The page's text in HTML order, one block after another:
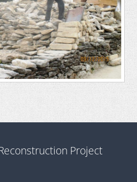
Project